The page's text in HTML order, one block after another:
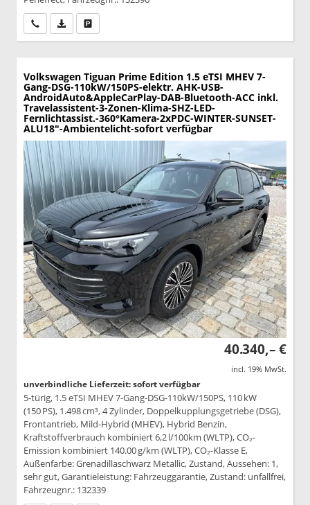
Wir rufen Sie anPDF-Datei, Fahrzeugexposé drucken
Volkswagen Tiguan Prime Edition 1.5 eTSI MHEV 7-
Gang-DSG-110kW/150PS-elektr. AHK-USB-
AndroidAuto&AppleCarPlay-DAB-Bluetooth-ACC inkl.
Travelassistent-3-Zonen-Klima-SHZ-LED-
Fernlichtassist.-360°Kamera-2xPDC-WINTER-SUNSET-
ALU18"-Ambientelicht-sofort verfügbar
40.340,– €
incl. 19% MwSt.
unverbindliche Lieferzeit: sofort verfügbar
5-türig, 1.5 eTSI MHEV 7-Gang-DSG-110kW/150PS, 110 kW
(150 PS), 1.498 cm³, 4 Zylinder, Doppelkupplungsgetriebe (DSG),
Frontantrieb, Mild-Hybrid (MHEV), Hybrid Benzin,
Kraftstoffverbrauch kombiniert 6,2 l/100km (WLTP), CO₂-
Emission kombiniert 140.00 g/km (WLTP), CO₂-Klasse E,
Außenfarbe: Grenadillaschwarz Metallic, Zustand, Aussehen: 1,
sehr gut, Garantieleistung: Fahrzeuggarantie, Zustand: unfallfrei,
Fahrzeugnr.: 132339